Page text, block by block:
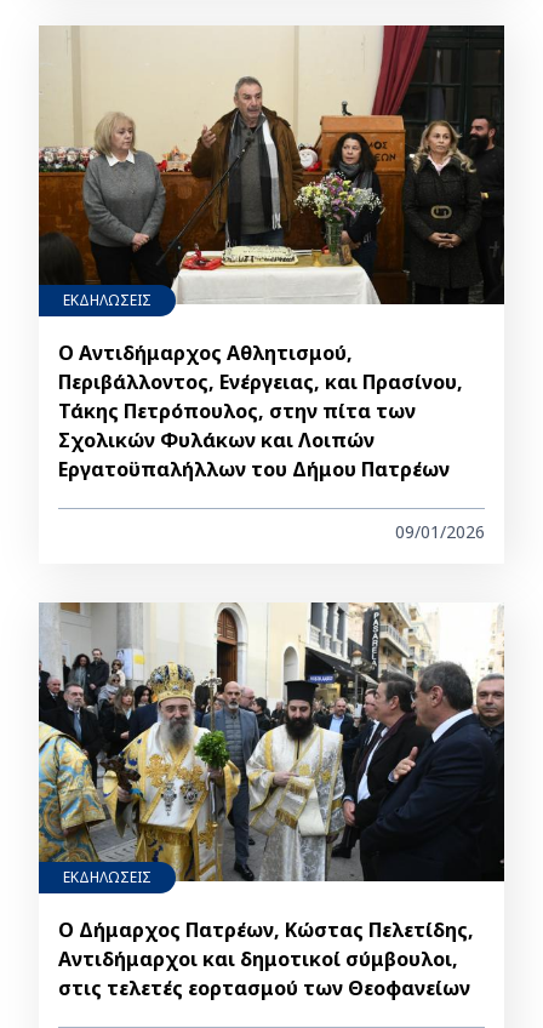
ΕΚΔΗΛΩΣΕΙΣ
Ο Αντιδήμαρχος Αθλητισμού,
Περιβάλλοντος, Ενέργειας, και Πρασίνου,
Τάκης Πετρόπουλος, στην πίτα των
Σχολικών Φυλάκων και Λοιπών
Εργατοϋπαλήλλων του Δήμου Πατρέων
09/01/2026
ΕΚΔΗΛΩΣΕΙΣ
Ο Δήμαρχος Πατρέων, Κώστας Πελετίδης,
Αντιδήμαρχοι και δημοτικοί σύμβουλοι,
στις τελετές εορτασμού των Θεοφανείων